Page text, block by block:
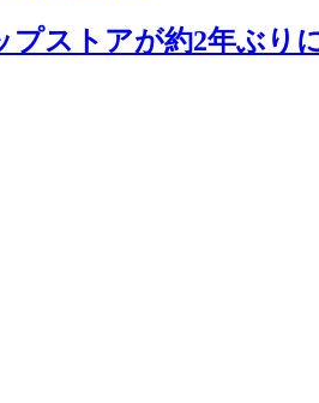
ストアが約2年ぶり